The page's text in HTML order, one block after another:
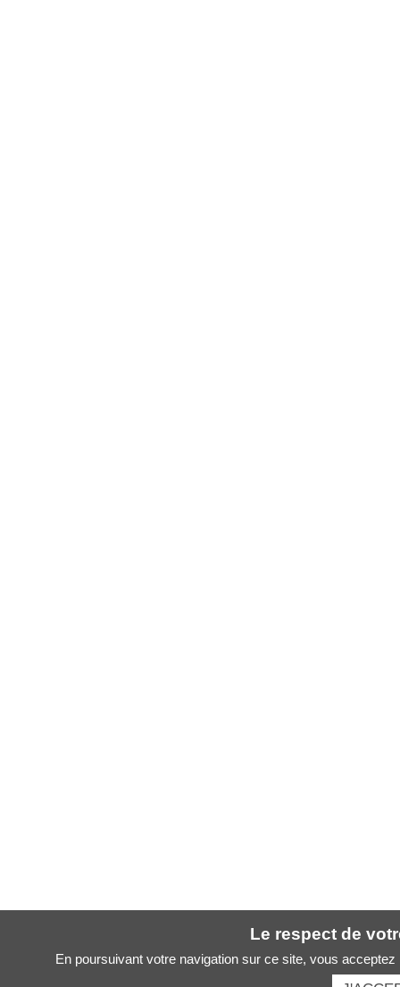
Le respect de
En poursuivant votre navigation sur ce site, vous